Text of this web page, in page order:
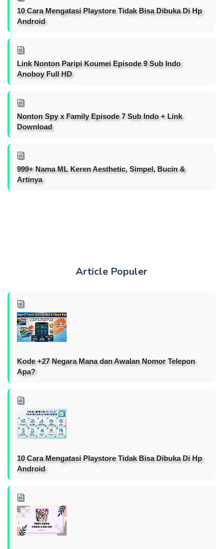
10 Cara Mengatasi Playstore Tidak Bisa Dibuka Di Hp
Android
Link Nonton Paripi Koumei Episode 9 Sub Indo
Anoboy Full HD
Nonton Spy x Family Episode 7 Sub Indo + Link
Download
999+ Nama ML Keren Aesthetic, Simpel, Bucin &
Artinya
Article Populer
Kode +27 Negara Mana dan Awalan Nomor Telepon
Apa?
10 Cara Mengatasi Playstore Tidak Bisa Dibuka Di Hp
Android